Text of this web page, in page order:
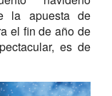
la apuesta de
el fin de año de
es de